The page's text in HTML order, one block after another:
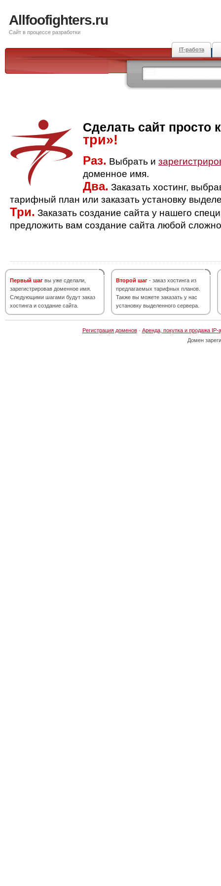
Allfoofighters.ru
Сайт в процессе разработки
IT-работа
Сделать сайт просто
три»!
Раз. Выбрать и
доменное имя.
Два. Заказать хостинг,
тарифный план или заказать установку
Три. Заказать создание сайта у нашего
предложить вам создание сайта любой
Первый шаг вы уже сделали,
зарегистрировав доменное имя.
Следующими шагами будут заказ
хостинга и создание сайта.
Второй шаг - заказ хостинга из
предлагаемых тарифных планов.
Также вы можете заказать у нас
установку выделенного сервера.
Регистрация доменов· Аренда, покупка и продажа IP-
Домен